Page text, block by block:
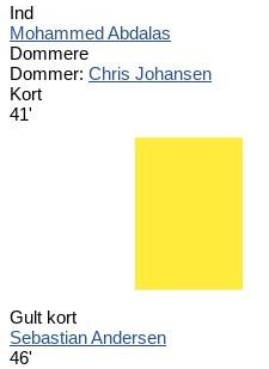
Ind
Mohammed Abdalas
Dommere
Dommer: Chris Johansen
Kort
41'
Gult kort
Sebastian Andersen
46'